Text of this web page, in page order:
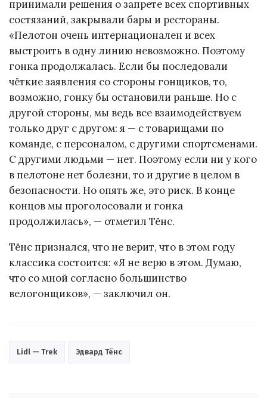
принимали решения о запрете всех спортивных
состязаний, закрывали бары и рестораны.
«Пелотон очень интернационален и всех
выстроить в одну линию невозможно. Поэтому
гонка продолжалась. Если бы последовали
чёткие заявления со стороны гонщиков, то,
возможно, гонку бы остановили раньше. Но с
другой стороны, мы ведь все взаимодействуем
только друг с другом: я — с товарищами по
команде, с персоналом, с другими спортсменами.
С другими людьми — нет. Поэтому если ни у кого
в пелотоне нет болезни, то и другие в целом в
безопасности. Но опять же, это риск. В конце
концов мы проголосовали и гонка
продолжилась», — отметил Тёнс.
Тёнс признался, что не верит, что в этом году
классика состоится: «Я не верю в этом. Думаю,
что со мной согласно большинство
велогонщиков», — заключил он.
Lidl — Trek Эдвард Тёнс